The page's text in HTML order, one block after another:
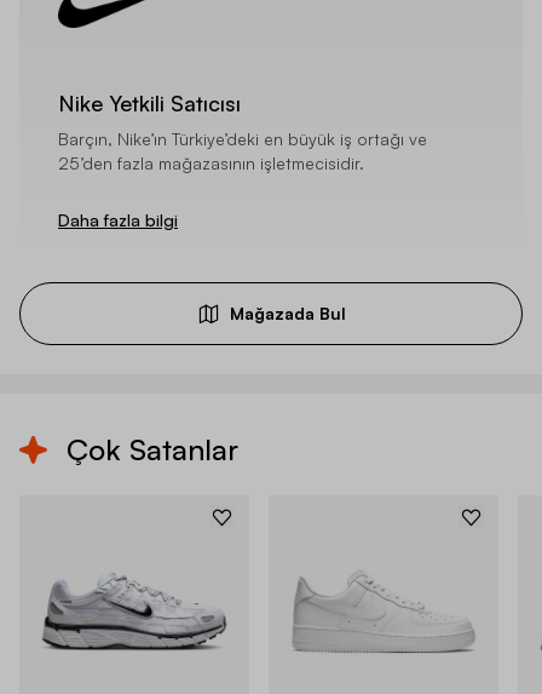
Nike Yetkili Satıcısı
Barçın, Nike’ın Türkiye’deki en büyük iş ortağı ve
25’den fazla mağazasının işletmecisidir.
Daha fazla bilgi
Mağazada Bul
Çok Satanlar